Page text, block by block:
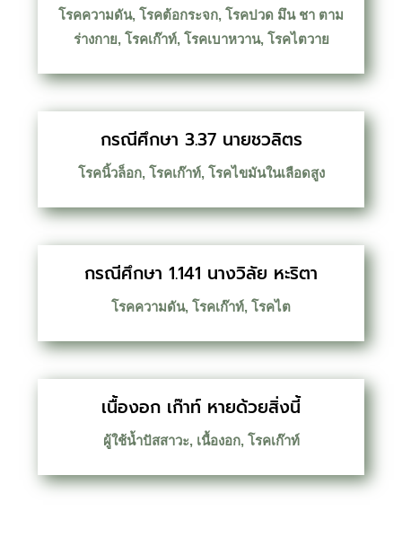
โรคความดัน, โรคต้อกระจก, โรคปวด มึน ชา ตาม
ร่างกาย, โรคเก๊าท์, โรคเบาหวาน, โรคไตวาย
กรณีศึกษา 3.37 นายชวลิตร
โรคนิ้วล็อก, โรคเก๊าท์, โรคไขมันในเลือดสูง
กรณีศึกษา 1.141 นางวิลัย หะริตา
โรคความดัน, โรคเก๊าท์, โรคไต
เนื้องอก เก๊าท์ หายด้วยสิ่งนี้
ผู้ใช้น้ำปัสสาวะ, เนื้องอก, โรคเก๊าท์